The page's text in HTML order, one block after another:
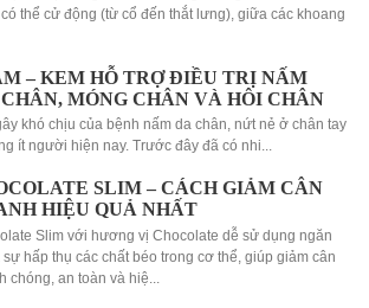
thể cử động (từ cổ đến thắt lưng), giữa các khoang
– KEM HỖ TRỢ ĐIỀU TRỊ NẤM
MÓNG CHÂN VÀ HÔI CHÂN
khó chịu của bệnh nấm da chân, nứt nẻ ở chân tay
ít người hiện nay. Trước đây đã có nhi...
SLIM – CÁCH GIẢM CÂN
HIỆU QUẢ NHẤT
Slim với hương vị Chocolate dễ sử dụng ngăn
hấp thụ các chất béo trong cơ thể, giúp giảm cân
chóng, an toàn và hiệ...